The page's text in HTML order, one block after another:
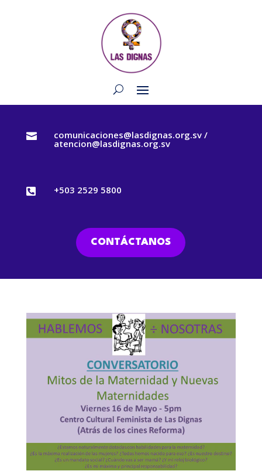
 comunicaciones@lasdignas.org.sv /
atencion@lasdignas.org.sv
 +503 2529 5800
CONTÁCTANOS